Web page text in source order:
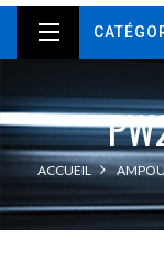
ACCUEIL